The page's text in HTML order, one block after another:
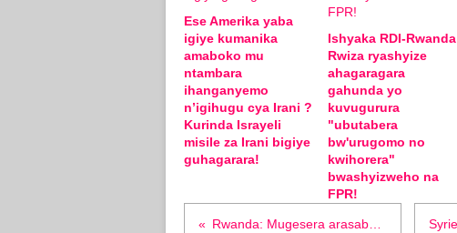
Ese Amerika yaba
igiye kumanika
amaboko mu
ntambara
ihanganyemo
n’igihugu cya Irani ?
Kurinda Israyeli
misile za Irani bigiye
guhagarara!
Ishyaka RDI-Rwanda
Rwiza ryashyize
ahagaragara
gahunda yo
kuvugurura
"ubutabera
bw'urugomo no
kwihorera"
bwashyizweho na
FPR!